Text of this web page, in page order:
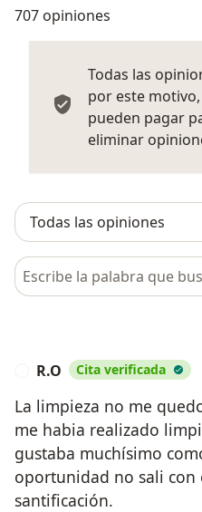
707 opiniones
Todas las
por este
pueden pagar
eliminar
Busca en opiniones
R.O Cita verificada
La limpieza no me
me habia realizado
gustaba muchísimo
oportunidad no sali con
santificación.